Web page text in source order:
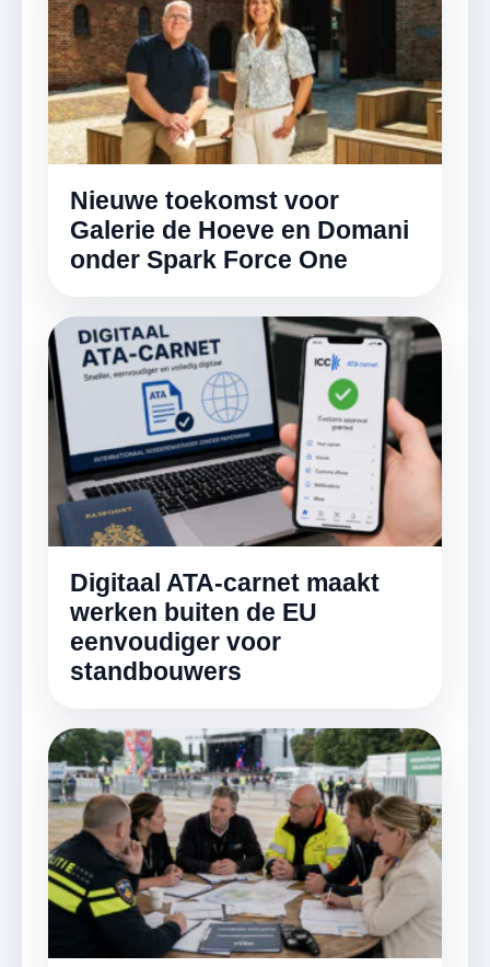
Nieuwe toekomst voor
Galerie de Hoeve en Domani
onder Spark Force One
Digitaal ATA-carnet maakt
werken buiten de EU
eenvoudiger voor
standbouwers